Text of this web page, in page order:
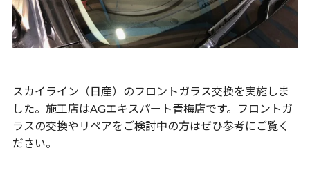
スカイライン（日産）のフロントガラス交換を実施しま
した。施工店はAGエキスパート青梅店です。フロントガ
ラスの交換やリペアをご検討中の方はぜひ参考にご覧く
ださい。